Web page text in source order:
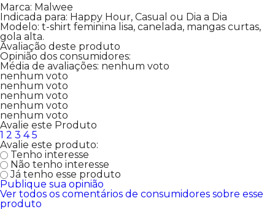
Marca: Malwee
Indicada para: Happy Hour, Casual ou Dia a Dia
Modelo: t-shirt feminina lisa, canelada, mangas curtas,
gola alta.
Avaliação deste produto
Opinião dos consumidores:
Média de avaliações: nenhum voto
nenhum voto
nenhum voto
nenhum voto
nenhum voto
nenhum voto
Avalie este Produto
1 2 3 4 5
Avalie este produto:
Tenho interesse
Não tenho interesse
Já tenho esse produto
Publique sua opinião
Ver todos os comentários de consumidores sobre esse
produto